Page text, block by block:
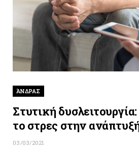
ΆΝΔΡΑΣ
Στυτική
το στρες στην
03/03/2021